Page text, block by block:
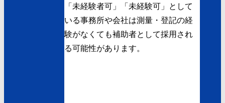
「未経験者可」「未経験可」として
いる事務所や会社は測量・登記の経
験がなくても補助者として採用され
る可能性があります。